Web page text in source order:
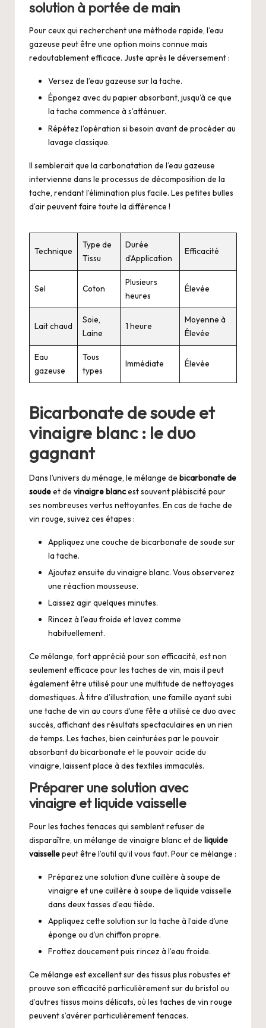
solution à portée de main
Pour ceux qui recherchent une méthode rapide, l’eau
gazeuse peut être une option moins connue mais
redoutablement efficace. Juste après le déversement :
Versez de l’eau gazeuse sur la tache.
Épongez avec du papier absorbant, jusqu’à ce que
la tache commence à s’atténuer.
Répétez l’opération si besoin avant de procéder au
lavage classique.
Il semblerait que la carbonatation de l’eau gazeuse
intervienne dans le processus de décomposition de la
tache, rendant l’élimination plus facile. Les petites bulles
d’air peuvent faire toute la différence !
Technique
Type de
Tissu
Durée
d’Application
Efficacité
Sel Coton
Plusieurs
heures
Élevée
Lait chaud
Soie,
Laine
1 heure
Moyenne à
Élevée
Eau
gazeuse
Tous
types
Immédiate Élevée
Bicarbonate de soude et
vinaigre blanc : le duo
gagnant
Dans l’univers du ménage, le mélange de bicarbonate de
soudeet de vinaigre blancest souvent plébiscité pour
ses nombreuses vertus nettoyantes. En cas de tache de
vin rouge, suivez ces étapes :
Appliquez une couche de bicarbonate de soude sur
la tache.
Ajoutez ensuite du vinaigre blanc. Vous observerez
une réaction mousseuse.
Laissez agir quelques minutes.
Rincez à l’eau froide et lavez comme
habituellement.
Ce mélange, fort apprécié pour son efficacité, est non
seulement efficace pour les taches de vin, mais il peut
également être utilisé pour une multitude de nettoyages
domestiques. À titre d’illustration, une famille ayant subi
une tache de vin au cours d’une fête a utilisé ce duo avec
succès, affichant des résultats spectaculaires en un rien
de temps. Les taches, bien ceinturées par le pouvoir
absorbant du bicarbonate et le pouvoir acide du
vinaigre, laissent place à des textiles immaculés.
Préparer une solution avec
vinaigre et liquide vaisselle
Pour les taches tenaces qui semblent refuser de
disparaître, un mélange de vinaigre blanc et de liquide
vaissellepeut être l’outil qu’il vous faut. Pour ce mélange :
Préparez une solution d’une cuillère à soupe de
vinaigre et une cuillère à soupe de liquide vaisselle
dans deux tasses d’eau tiède.
Appliquez cette solution sur la tache à l’aide d’une
éponge ou d’un chiffon propre.
Frottez doucement puis rincez à l’eau froide.
Ce mélange est excellent sur des tissus plus robustes et
prouve son efficacité particulièrement sur du bristol ou
d’autres tissus moins délicats, où les taches de vin rouge
peuvent s’avérer particulièrement tenaces.